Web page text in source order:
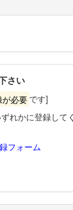
さい
必要 です]
れかに登録して
フォーム